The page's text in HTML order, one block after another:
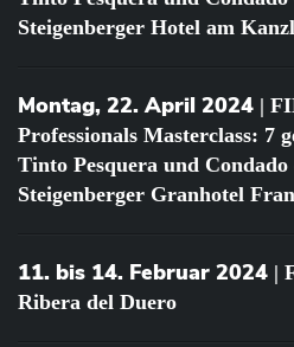
Steigenberger Hotel am
Montag, 22. April 2024 |
Professionals Masterclass: 7
Tinto Pesquera und Condado
Steigenberger Granhotel
11. bis 14. Februar 2024 |
Ribera del Duero